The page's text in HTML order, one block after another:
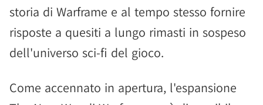
storia di Warframe e al tempo stesso fornire
risposte a quesiti a lungo rimasti in sospeso
dell'universo sci-fi del gioco.
Come accennato in apertura, l'espansione